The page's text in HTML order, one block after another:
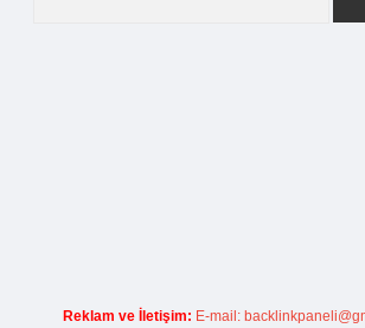
Reklam ve İletişim: E-mail: